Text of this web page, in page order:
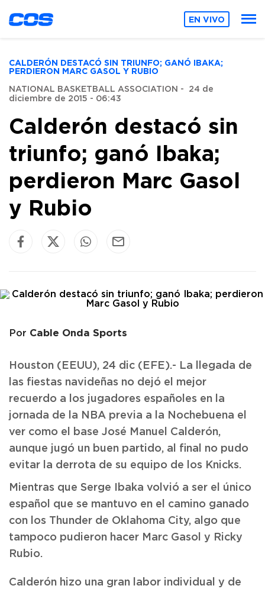
EN VIVO
CALDERÓN DESTACÓ SIN TRIUNFO; GANÓ IBAKA;
PERDIERON MARC GASOL Y RUBIO
NATIONAL BASKETBALL ASSOCIATION - 24 de
diciembre de 2015 - 06:43
Calderón destacó sin
triunfo; ganó Ibaka;
perdieron Marc Gasol
y Rubio
Por Cable Onda Sports
Houston (EEUU), 24 dic (EFE).- La llegada de
las fiestas navideñas no dejó el mejor
recuerdo a los jugadores españoles en la
jornada de la NBA previa a la Nochebuena el
ver como el base José Manuel Calderón,
aunque jugó un buen partido, al final no pudo
evitar la derrota de su equipo de los Knicks.
Mientras que Serge Ibaka volvió a ser el único
español que se mantuvo en el camino ganado
con los Thunder de Oklahoma City, algo que
tampoco pudieron hacer Marc Gasol y Ricky
Rubio.
Calderón hizo una gran labor individual y de